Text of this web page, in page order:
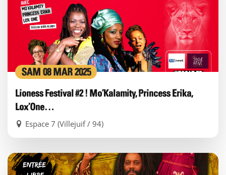
SAM 08 MAR 2025
Lioness Festival #2 ! Mo’Kalamity, Princess Erika,
Lox’One…
Espace 7 (Villejuif / 94)